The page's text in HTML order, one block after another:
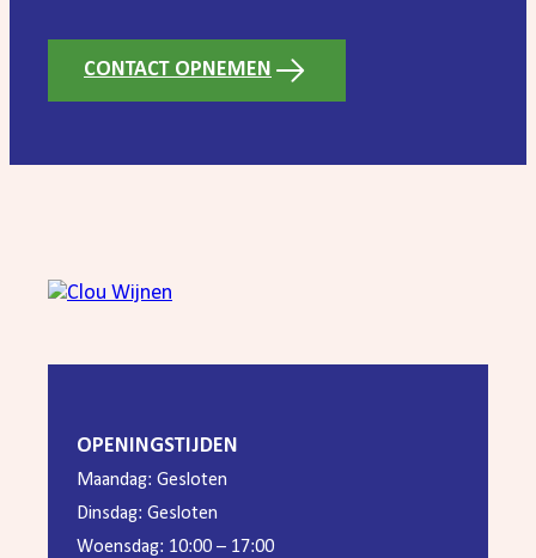
CONTACT OPNEMEN
OPENINGSTIJDEN
Maandag: Gesloten
Dinsdag: Gesloten
Woensdag: 10:00 – 17:00